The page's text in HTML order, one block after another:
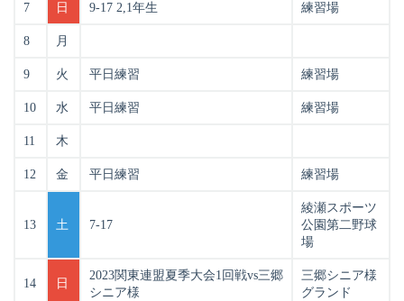
7 日 9-17 2,1年生 練習場
8 月
9 火 平日練習 練習場
10 水 平日練習 練習場
11 木
12 金 平日練習 練習場
13 土 7-17
綾瀬スポーツ
公園第二野球
場
14 日
2023関東連盟夏季大会1回戦vs三郷
シニア様
三郷シニア様
グランド